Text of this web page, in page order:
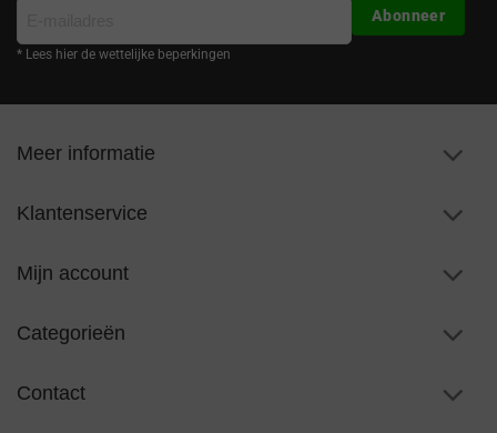
mailadres
* Lees hier de wettelijke beperkingen
Abonneer
Meer informatie
Klantenservice
Mijn account
Categorieën
Contact